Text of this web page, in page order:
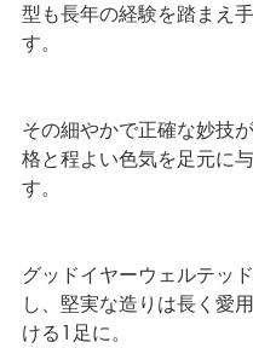
型も長年の経験を踏まえ
す。
その細やかで正確な妙技
格と程よい色気を足元に
す。
グッドイヤーウェルテッ
し、堅実な造りは長く愛
ける1足に。